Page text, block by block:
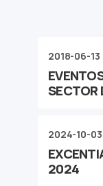
2018-06-13
SECTOR
2024-10-03
2024